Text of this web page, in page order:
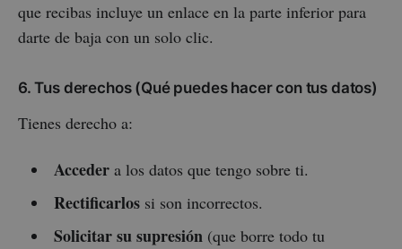
que recibas incluye un enlace en la parte inferior para
darte de baja con un solo clic.
6. Tus derechos (Qué puedes hacer con tus datos)
Tienes derecho a:
Accedera los datos que tengo sobre ti.
Rectificarlossi son incorrectos.
Solicitar su supresión(que borre todo tu